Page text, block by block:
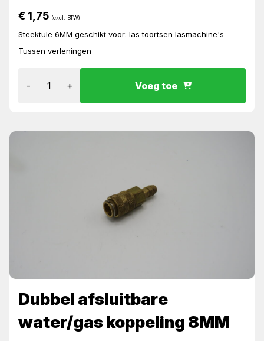
€ 1,75 (excl. BTW)
Steektule 6MM geschikt voor: las toortsen lasmachine's
Tussen verleningen
- + Voeg toe
Dubbel afsluitbare
water/gas koppeling 8MM